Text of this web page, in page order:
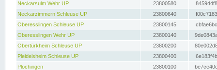
Neckarsulm Wehr UP
23800580
Neckarzimmern Schleuse UP
23800640
Oberesslingen Schleuse UP
23800145
Oberesslingen Wehr UP
23800140
Obertürkheim Schleuse UP
23800200
Pleidelsheim Schleuse UP
23800400
Plochingen
23800100